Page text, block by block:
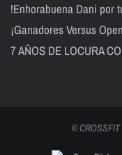
!Enhorabuena Dani por
¡Ganadores Versus
7 AÑOS DE LOCURA
©